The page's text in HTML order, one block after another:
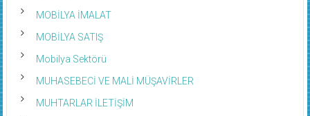
MOBİLYA İMALAT
MOBİLYA SATIŞ
Mobilya Sektörü
MUHASEBECİ VE MALİ MÜŞAVİRLER
MUHTARLAR İLETİŞİM